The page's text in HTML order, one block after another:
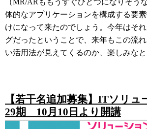
体的なアプリケーションを構成する要
けになって来たのでしょう。今年はそ
グだったということで、来年もこの流
い活用法が見えてくるのか、楽しみなと
【若干名追加募集】ITソリュ
29期 10月10日より開講